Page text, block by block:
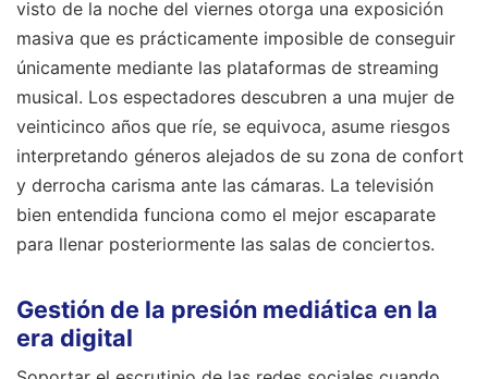
visto de la noche del viernes otorga una exposición
masiva que es prácticamente imposible de conseguir
únicamente mediante las plataformas de streaming
musical. Los espectadores descubren a una mujer de
veinticinco años que ríe, se equivoca, asume riesgos
interpretando géneros alejados de su zona de confort
y derrocha carisma ante las cámaras. La televisión
bien entendida funciona como el mejor escaparate
para llenar posteriormente las salas de conciertos.
Gestión de la presión mediática en la
era digital